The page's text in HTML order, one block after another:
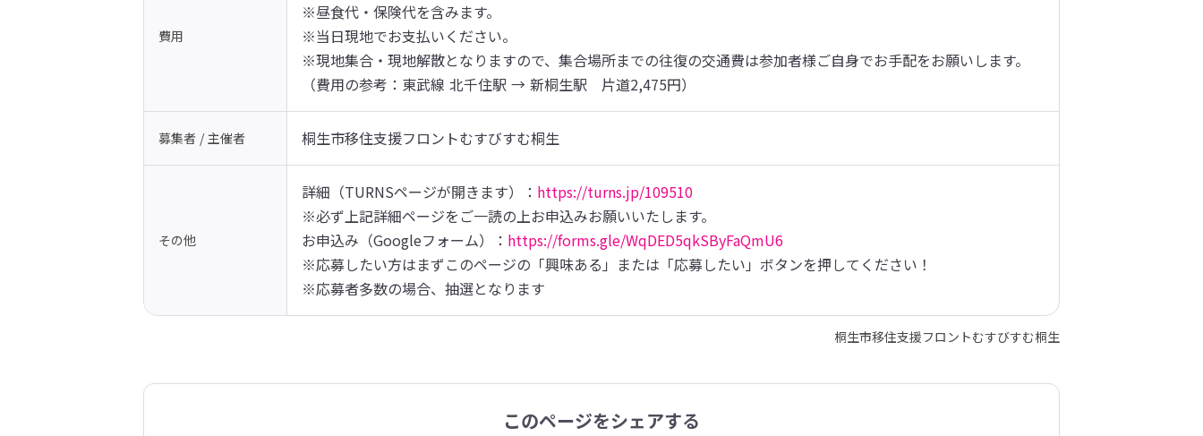
費用
※昼食代・保険代を含みます。
※当日現地でお支払いください。
※現地集合・現地解散となりますので、集合場所までの往復の交通費は参加者様ご自身でお手配をお願いします。
（費用の参考：東武線 北千住駅 → 新桐生駅　片道2,475円）
募集者 / 主催者 桐生市移住支援フロントむすびすむ桐生
その他
詳細（TURNSページが開きます）： https://turns.jp/109510
※必ず上記詳細ページをご一読の上お申込みお願いいたします。
お申込み（Googleフォーム）： https://forms.gle/WqDED5qkSByFaQmU6
※応募したい方はまずこのページの「興味ある」または「応募したい」ボタンを押してください！
※応募者多数の場合、抽選となります
桐生市移住支援フロントむすびすむ桐生
このページをシェアする